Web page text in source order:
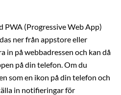
PWA (Progressive Web App)
ner från appstore eller
in på webbadressen och kan då
på din telefon. Om du
som en ikon på din telefon och
in notifieringar för